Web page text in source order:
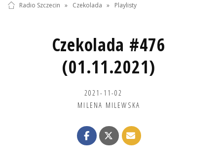
Radio Szczecin » Czekolada » Playlisty
Czekolada #476
(01.11.2021)
2021-11-02
MILENA MILEWSKA